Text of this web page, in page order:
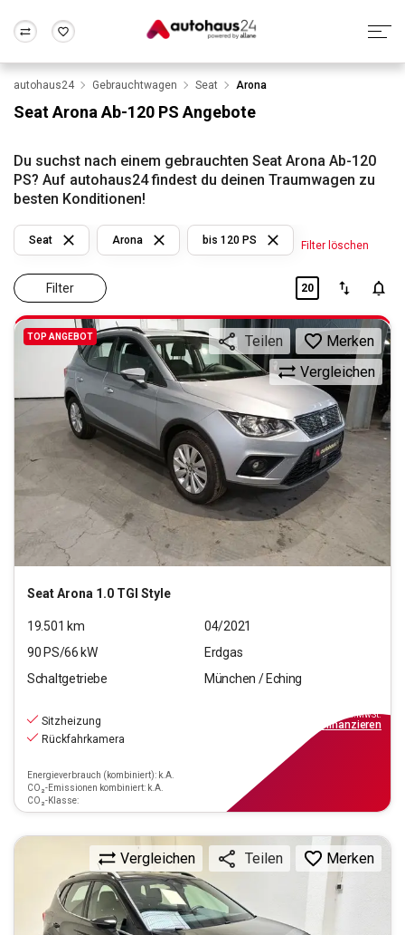
Wir bewerten dein Auto
Alle Fragen & Antworten
Rund um die Inzahlungnahme
Frankfurt Wuppertal
autohaus24 Gebrauchtwagen Seat Arona
Seat Arona Ab-120 PS Angebote
Du suchst nach einem gebrauchten Seat Arona Ab-120
PS? Auf autohaus24 findest du deinen Traumwagen zu
besten Konditionen!
Filter
Seat Arona bis 120 PS Filter löschen
20
TOP ANGEBOT
SeatArona 1.0 TGI Style
Vergleichen
Teilen Merken
19.501 km
04/2021
90 PS/66 kW
Erdgas
Schaltgetriebe
München / Eching
Sitzheizung
Rückfahrkamera
Energieverbrauch (kombiniert): k.A.
CO₂-Emissionen kombiniert: k.A.
CO₂-Klasse:
inkl.MwSt.
finanzieren
Vergleichen Teilen Merken